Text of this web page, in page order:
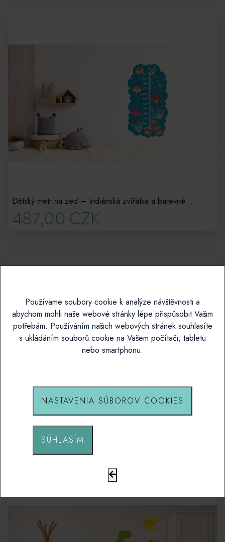
Používame soubory cookie k analýze návštěvnosti a
abychom mohli naše webové stránky lépe přispůsobit Vašim
potřebám. Používáním našich webových stránek souhlasíte
s ukládáním souborů cookie na Vašem počítači, tabletu
nebo smartphonu.
NASTAVENIA SÚBOROV COOKIES
SÚHLASÍM
Dětský metr na zeď – Indiánská zvířátka a barevné dobrodružství
487,00 CZK
Dětský metr na zeď – Hravá parta z džungle
497,00 CZK